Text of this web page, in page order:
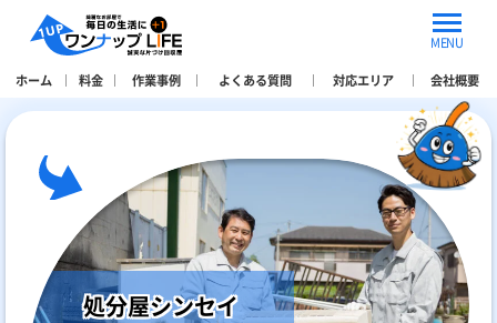
MENU
ホーム
料金 作業事例 よくある質問 対応エリア 会社概要
処分屋シンセイ